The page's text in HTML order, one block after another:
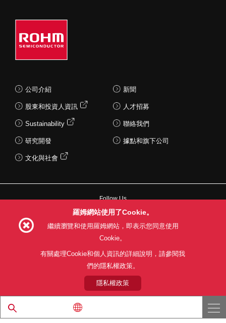
公司介紹
股東和投資人資訊
Sustainability
研究開發
文化與社會
新聞
人才招募
聯絡我們
據點和旗下公司
Follow Us
網站使用條款 利用目的 隱私權政策
網站地圖
關於本公司產品銷售之標準條款(PDF)
© 1997 - 2026 ROHM CO., LTD. ALL RIGHTS RESERVED.
羅姆網站使用了Cookie。
繼續瀏覽和使用羅姆網站，即表示您同意使用
Cookie。
有關處理Cookie和個人資訊的詳細說明，請參閱我
們的隱私權政策。
隱私權政策